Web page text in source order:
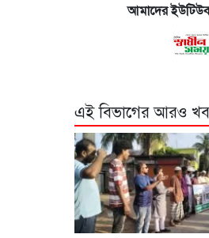
আমাদের ইউটিউব
এই বিভাগের আরও